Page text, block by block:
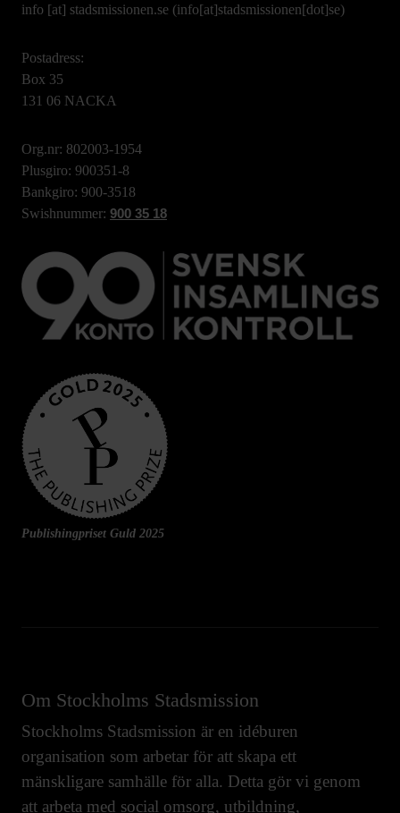
info [at] stadsmissionen.se (info[at]stadsmissionen[dot]se)
Postadress:
Box 35
131 06 NACKA
Org.nr: 802003-1954
Plusgiro: 900351-8
Bankgiro: 900-3518
Swishnummer: 900 35 18
Publishingpriset Guld 2025
Om Stockholms Stadsmission
Stockholms Stadsmission är en idéburen
organisation som arbetar för att skapa ett
mänskligare samhälle för alla. Detta gör vi genom
att arbeta med social omsorg, utbildning,